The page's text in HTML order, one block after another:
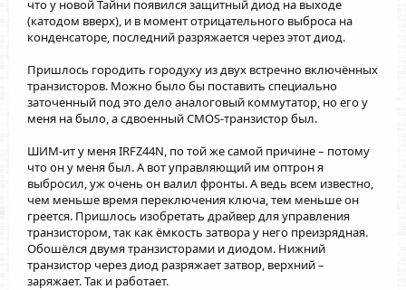
что у новой Тайни появился защитный диод на выходе
(катодом вверх), и в момент отрицательного выброса на
конденсаторе, последний разряжается через этот диод.
Пришлось городить городуху из двух встречно включённых
транзисторов. Можно было бы поставить специально
заточенный под это дело аналоговый коммутатор, но его у
меня на было, а сдвоенный CMOS-транзистор был.
ШИМ-ит у меня IRFZ44N, по той же самой причине – потому
что он у меня был. А вот управляющий им оптрон я
выбросил, уж очень он валил фронты. А ведь всем известно,
чем меньше время переключения ключа, тем меньше он
греется. Пришлось изобретать драйвер для управления
транзистором, так как ёмкость затвора у него преизрядная.
Обошёлся двумя транзисторами и диодом. Нижний
транзистор через диод разряжает затвор, верхний –
заряжает. Так и работает.